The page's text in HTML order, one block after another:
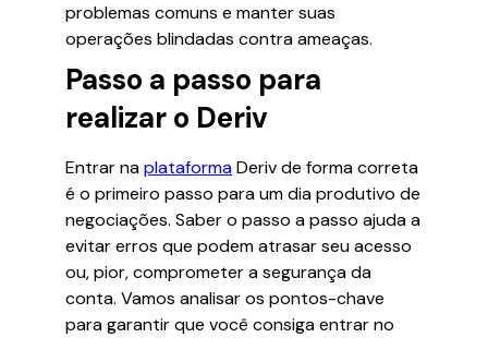
problemas comuns e manter suas
operações blindadas contra ameaças.
Passo a passo para
realizar o Deriv
Entrar naplataformaDeriv de forma correta
é o primeiro passo para um dia produtivo de
negociações. Saber o passo a passo ajuda a
evitar erros que podem atrasar seu acesso
ou, pior, comprometer a segurança da
conta. Vamos analisar os pontos-chave
para garantir que você consiga entrar no